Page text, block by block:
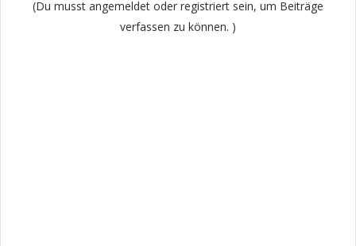
(Du musst angemeldet oder registriert sein, um Beiträge
verfassen zu können. )